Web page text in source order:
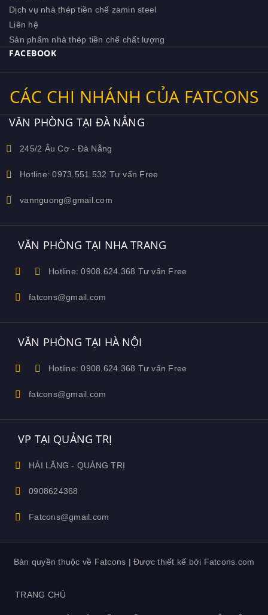
Dịch vụ nhà thép tiền chế zamin steel
Liên hệ
Sản phẩm nhà thép tiền chế chất lượng
FACEBOOK
CÁC CHI NHÁNH CỦA FATCONS
VĂN PHÒNG TẠI ĐÀ NẲNG
245/2 Âu Cơ - Đà Nẵng
Hotline: 0973.551.532 Tư vấn Free
vannguong@gmail.com
VĂN PHÒNG TẠI NHA TRANG
Hotline: 0908.624.368 Tư vấn Free
fatcons@gmail.com
VĂN PHÒNG TẠI HÀ NỘI
Hotline: 0908.624.368 Tư vấn Free
fatcons@gmail.com
VP TẠI QUẢNG TRỊ
HẢI LĂNG - QUẢNG TRỊ
0908624368
Fatcons@gmail.com
Bản quyền thuộc về Fatcons | Được thiết kế bởi Fatcons.com
TRANG CHỦ